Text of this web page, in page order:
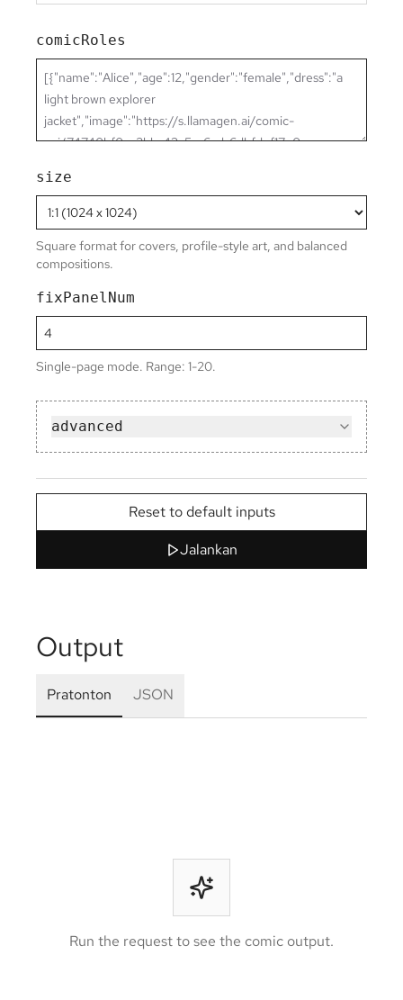
comicRoles
size
Square format for covers, profile-style art, and balanced
compositions.
fixPanelNum
Single-page mode. Range: 1-20.
advanced
Reset to default inputs
Jalankan
Output
Pratonton JSON
Run the request to see the comic output.